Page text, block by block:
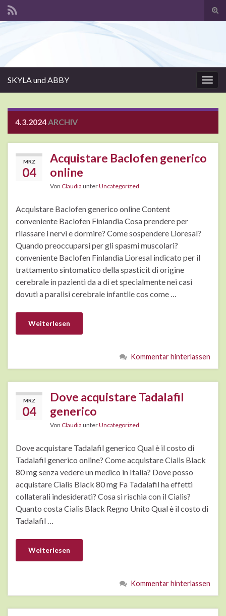
SKYLA und ABBY
4.3.2024ARCHIV
MRZ
04
Acquistare Baclofen generico
online
Von Claudia unterUncategorized
Acquistare Baclofen generico online Content
conveniente Baclofen Finlandia Cosa prendere per
rilassare i nervi e dormire? Come sospendere Lioresal?
Quando preoccuparsi per gli spasmi muscolari?
conveniente Baclofen Finlandia Lioresal indicato per il
trattamento sintomatico della spasticit di origine
cerebrale in pazienti da a di et specialmente nei casi
dovuti a paralisi cerebrale infantile cos come …
Weiterlesen
Kommentar hinterlassen
MRZ
04
Dove acquistare Tadalafil
generico
Von Claudia unterUncategorized
Dove acquistare Tadalafil generico Qual è il costo di
Tadalafil generico online? Come acquistare Cialis Black
80 mg senza vedere un medico in Italia? Dove posso
acquistare Cialis Black 80 mg Fa Tadalafil ha effetti
collaterali indesiderati? Cosa si rischia con il Cialis?
Quanto costa Cialis Black Regno Unito Qual è il costo di
Tadalafil …
Weiterlesen
Kommentar hinterlassen